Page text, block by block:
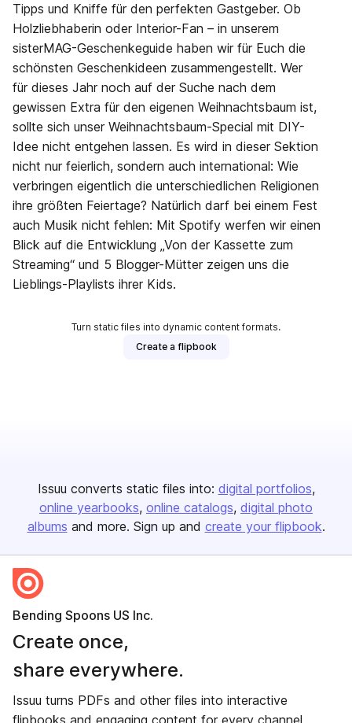
Tipps und Kniffe für den perfekten Gastgeber. Ob
Holzliebhaberin oder Interior-Fan – in unserem
sisterMAG-Geschenkeguide haben wir für Euch die
schönsten Geschenkideen zusammengestellt. Wer
für dieses Jahr noch auf der Suche nach dem
gewissen Extra für den eigenen Weihnachtsbaum ist,
sollte sich unser Weihnachtsbaum-Special mit DIY-
Idee nicht entgehen lassen. Es wird in dieser Sektion
nicht nur feierlich, sondern auch international: Wie
verbringen eigentlich die unterschiedlichen Religionen
ihre größten Feiertage? Natürlich darf bei einem Fest
auch Musik nicht fehlen: Mit Spotify werfen wir einen
Blick auf die Entwicklung „Von der Kassette zum
Streaming“ und 5 Blogger-Mütter zeigen uns die
Lieblings-Playlists ihrer Kids.
Turn static files into dynamic content formats.
Create a flipbook
Issuu converts static files into: digital portfolios
online yearbooks online catalogs digital photo
albums and more. Sign up and create your flipbook.
Bending Spoons US Inc.
Create once,
share everywhere.
Issuu turns PDFs and other files into interactive
flipbooks and engaging content for every channel.